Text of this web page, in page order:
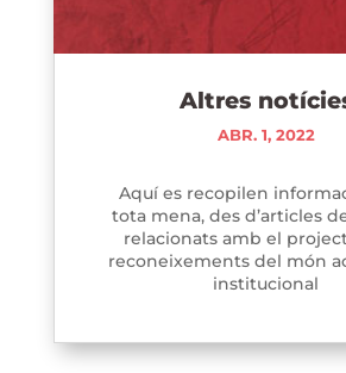
Altres
ABR. 1, 2022
Aquí es recopilen
tota mena, des d’articles
relacionats amb el
reconeixements del món
institucional